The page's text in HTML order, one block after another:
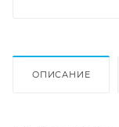
ОПИСАНИЕ